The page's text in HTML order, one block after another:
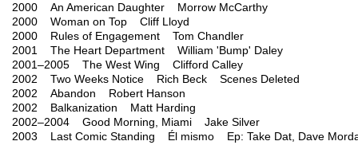
2000 An American Daughter Morrow McCarthy
2000 Woman on Top Cliff Lloyd
2000 Rules of Engagement Tom Chandler
2001 The Heart Department William 'Bump' Daley
2001–2005 The West Wing Clifford Calley
2002 Two Weeks Notice Rich Beck Scenes Deleted
2002 Abandon Robert Hanson
2002 Balkanization Matt Harding
2002–2004 Good Morning, Miami Jake Silver
2003 Last Comic Standing Él mismo Ep: Take Dat, Dave